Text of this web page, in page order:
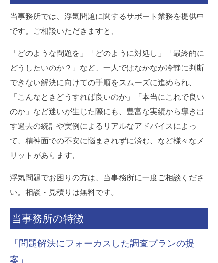
当事務所では、浮気問題に関するサポート業務を提供中
です。ご相談いただきますと、
「どのような問題を」「どのように対処し」「最終的に
どうしたいのか？」など、一人ではなかなか冷静に判断
できない解決に向けての手順をスムーズに進められ、
「こんなときどうすれば良いのか」「本当にこれで良い
のか」など迷いが生じた際にも、豊富な実績から導き出
す過去の統計や実例によるリアルなアドバイスによっ
て、精神面での不安に悩まされずに済む、など様々なメ
リットがあります。
浮気問題でお困りの方は、当事務所に一度ご相談くださ
い。相談・見積りは無料です。
当事務所の特徴
「問題解決にフォーカスした調査プランの提
案」